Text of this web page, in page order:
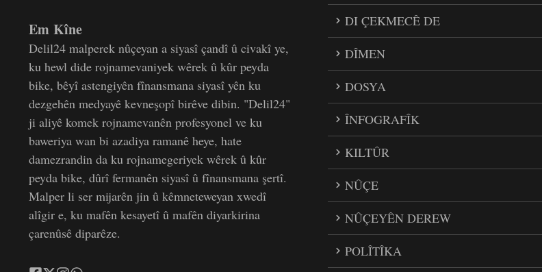
Em Kîne
Delil24 malperek nûçeyan a siyasî çandî û civakî ye,
ku hewl dide rojnamevaniyek wêrek û kûr peyda
bike, bêyî astengiyên fînansmana siyasî yên ku
dezgehên medyayê kevneşopî birêve dibin. "Delil24"
ji aliyê komek rojnamevanên profesyonel ve ku
baweriya wan bi azadiya ramanê heye, hate
damezrandin da ku rojnamegeriyek wêrek û kûr
peyda bike, dûrî fermanên siyasî û fînansmana şertî.
Malper li ser mijarên jin û kêmneteweyan xwedî
alîgir e, ku mafên kesayetî û mafên diyarkirina
çarenûsê diparêze.
DI ÇEKMECÊ DE
DÎMEN
DOSYA
ÎNFOGRAFÎK
KILTÛR
NÛÇE
NÛÇEYÊN DEREW
POLÎTÎKA